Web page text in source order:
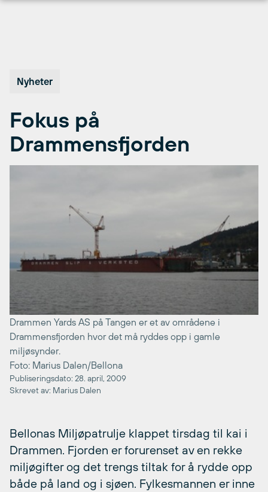
Nyheter
Fokus på
Drammensfjorden
Drammen Yards AS på Tangen er et av områdene i
Drammensfjorden hvor det må ryddes opp i gamle
miljøsynder.
Foto: Marius Dalen/Bellona
Publiseringsdato: 28. april, 2009
Skrevet av: Marius Dalen
Bellonas Miljøpatrulje klappet tirsdag til kai i
Drammen. Fjorden er forurenset av en rekke
miljøgifter og det trengs tiltak for å rydde opp
både på land og i sjøen. Fylkesmannen er inne